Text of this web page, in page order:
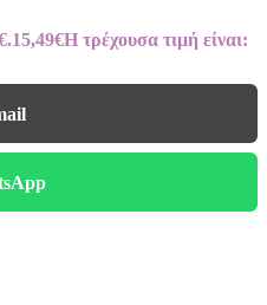
15,49€Η τρέχουσα τιμή είναι: